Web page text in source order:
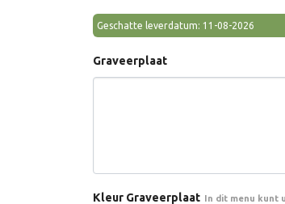
Geschatte leverdatum: 11-08-2026
Graveerplaat
Kleur Graveerplaat In dit menu kunt